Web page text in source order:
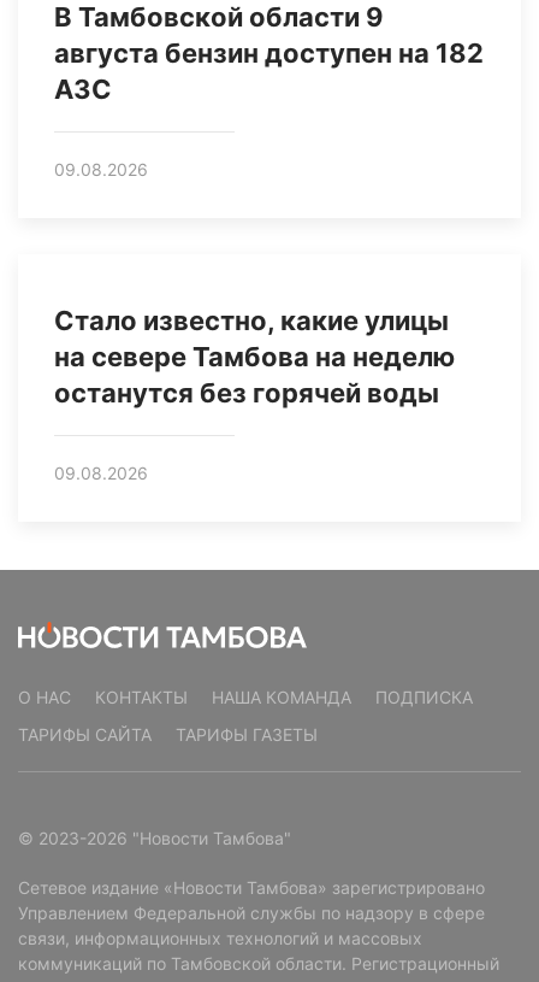
В Тамбовской области 9
августа бензин доступен на 182
АЗС
09.08.2026
Стало известно, какие улицы
на севере Тамбова на неделю
останутся без горячей воды
09.08.2026
О НАС КОНТАКТЫ НАША КОМАНДА
ПОДПИСКА
ТАРИФЫ САЙТА
ТАРИФЫ ГАЗЕТЫ
© 2023-2026 "Новости Тамбова"
Сетевое издание «Новости Тамбова» зарегистрировано
Управлением Федеральной службы по надзору в сфере
связи, информационных технологий и массовых
коммуникаций по Тамбовской области. Регистрационный